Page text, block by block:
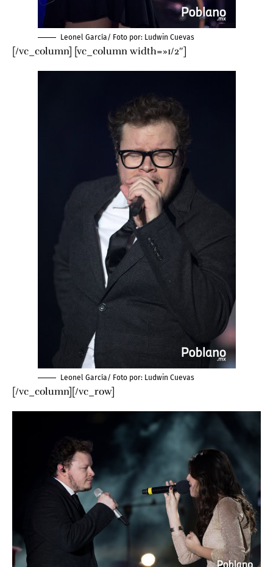
Leonel García/ Foto por: Ludwin Cuevas
[/vc_column] [vc_column width=»1/2″]
Leonel García/ Foto por: Ludwin Cuevas
[/vc_column][/vc_row]